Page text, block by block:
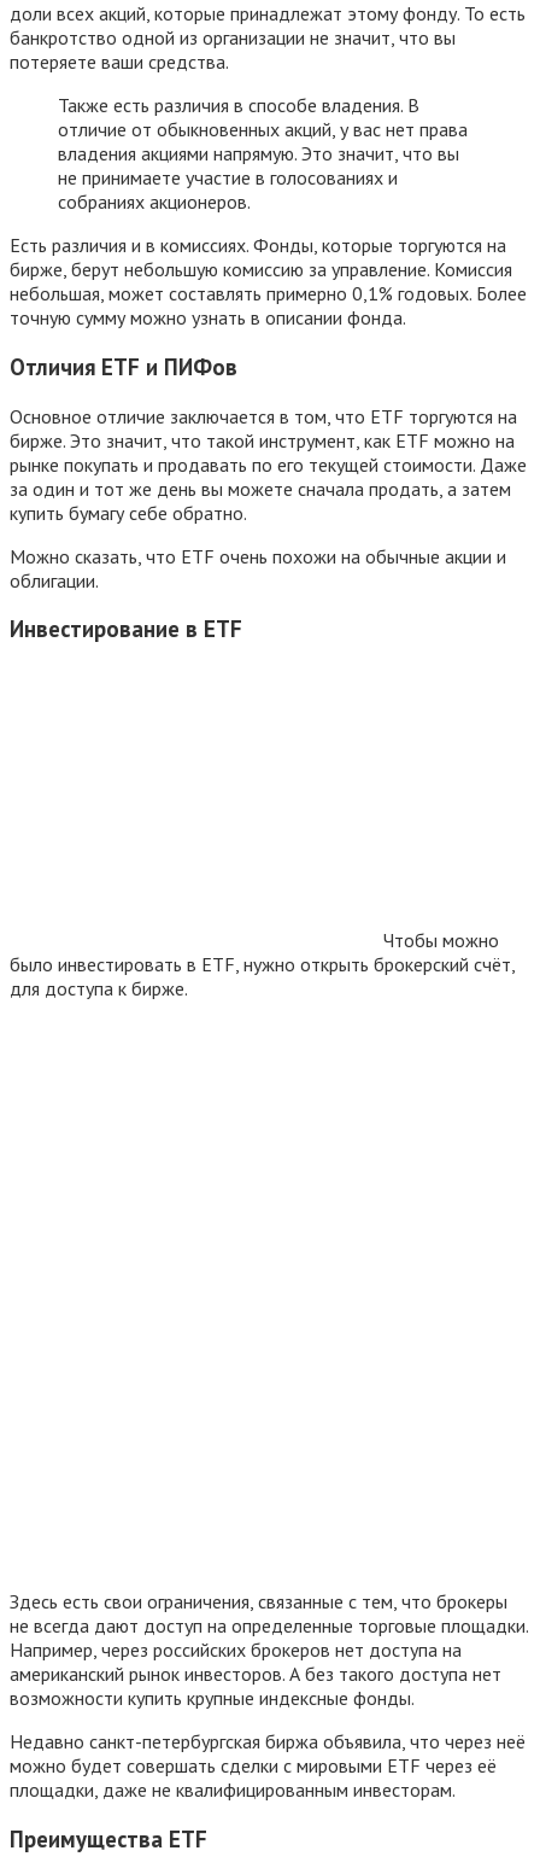
доли всех акций, которые принадлежат этому фонду. То есть
банкротство одной из организации не значит, что вы
потеряете ваши средства.
Также есть различия в способе владения. В
отличие от обыкновенных акций, у вас нет права
владения акциями напрямую. Это значит, что вы
не принимаете участие в голосованиях и
собраниях акционеров.
Есть различия и в комиссиях. Фонды, которые торгуются на
бирже, берут небольшую комиссию за управление. Комиссия
небольшая, может составлять примерно 0,1% годовых. Более
точную сумму можно узнать в описании фонда.
Отличия ETF и ПИФов
Основное отличие заключается в том, что ETF торгуются на
бирже. Это значит, что такой инструмент, как ETF можно на
рынке покупать и продавать по его текущей стоимости. Даже
за один и тот же день вы можете сначала продать, а затем
купить бумагу себе обратно.
Можно сказать, что ETF очень похожи на обычные акции и
облигации.
Инвестирование в ETF
Чтобы можно
было инвестировать в ETF, нужно открыть брокерский счёт,
для доступа к бирже.
Здесь есть свои ограничения, связанные с тем, что брокеры
не всегда дают доступ на определенные торговые площадки.
Например, через российских брокеров нет доступа на
американский рынок инвесторов. А без такого доступа нет
возможности купить крупные индексные фонды.
Недавно санкт-петербургская биржа объявила, что через неё
можно будет совершать сделки с мировыми ETF через её
площадки, даже не квалифицированным инвесторам.
Преимущества ETF